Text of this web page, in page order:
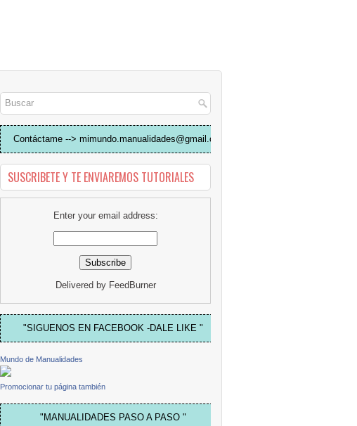
Contáctame --> mimundo.manualidades@gmail.com
SUSCRIBETE Y TE ENVIAREMOS TUTORIALES
Enter your email address:
Delivered by FeedBurner
"SIGUENOS EN FACEBOOK -DALE LIKE "
Mundo de Manualidades
Promocionar tu página también
"MANUALIDADES PASO A PASO "